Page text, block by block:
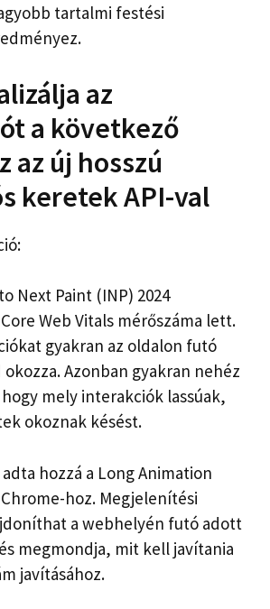
tartalmi festési
az
a következő
az új hosszú
keretek API-val
Next Paint (INP) 2024
Web Vitals mérőszáma lett.
gyakran az oldalon futó
Azonban gyakran nehéz
mely interakciók lassúak,
okoznak késést.
hozzá a Long Animation
Chrome-hoz. Megjelenítési
a webhelyén futó adott
megmondja, mit kell javítania
javításához.